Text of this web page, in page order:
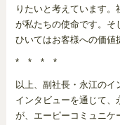
りたいと考えています。
が私たちの使命です。そ
ひいてはお客様への価値
* * * *
以上、副社長・永江のイ
インタビューを通じて
が、エーピーコミュニケ